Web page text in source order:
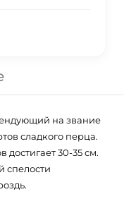
на звание
сладкого перца.
30-35 см.
спелости